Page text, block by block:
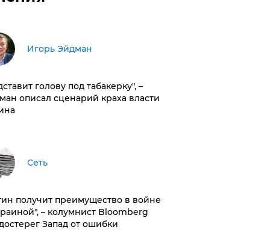
Игорь Эйдман
голову под табакерку", –
описал сценарий краха власти
Сеть
получит преимущество в войне
– колумнист Bloomberg
Запад от ошибки